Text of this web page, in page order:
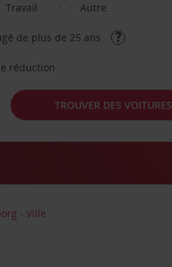
Travail Autre
de plus de 25 ans
réduction
TROUVER DES VOITURES
- Ville